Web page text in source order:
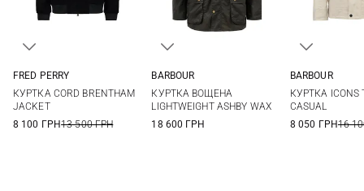
FRED PERRY
КУРТКА CORD BRENTHAM
JACKET
8 100 ГРН13 500 ГРН
BARBOUR
КУРТКА ВОЩЕНА
LIGHTWEIGHT ASHBY WAX
18 600 ГРН
BARBOUR
КУРТКА ICONS
CASUAL
8 050 ГРН16